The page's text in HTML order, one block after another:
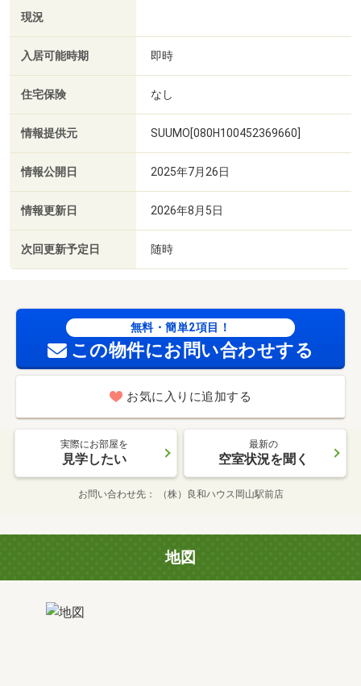
現況
入居可能時期 即時
住宅保険 なし
情報提供元 SUUMO[080H100452369660]
情報公開日 2025年7月26日
情報更新日 2026年8月5日
次回更新予定日 随時
無料・簡単2項目！
この物件にお問い合わせする
お気に入りに追加する
実際にお部屋を
見学したい
最新の
空室状況を聞く
お問い合わせ先 （株）良和ハウス岡山駅前店
地図